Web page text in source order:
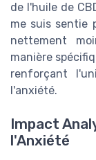
de l'huile de
me suis sentie
nettement
manière
renforçant
l'anxiété.
Impact
l'Anxiété